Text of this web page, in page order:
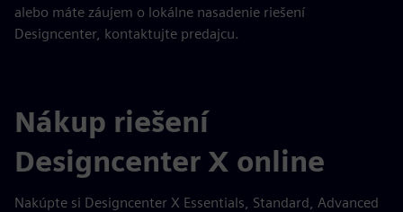
alebo máte záujem o lokálne nasadenie riešení
Designcenter, kontaktujte predajcu.
Nákup riešení
Designcenter X online
Nakúpte si Designcenter X Essentials, Standard, Advanced